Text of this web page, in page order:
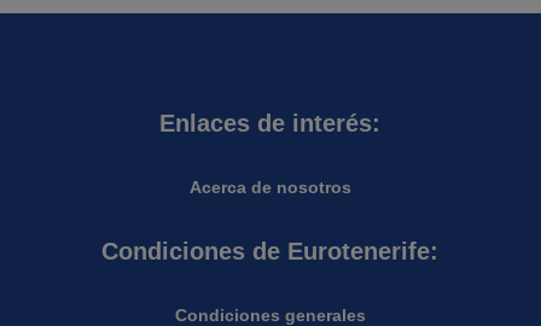
Enlaces de interés:
Acerca de nosotros
Condiciones de Eurotenerife:
Condiciones generales